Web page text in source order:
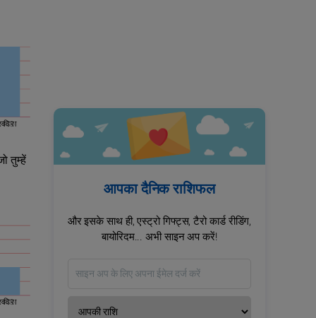
तुम्‍हें
आपका दैनिक राशिफल
और इसके साथ ही, एस्ट्रो गिफ्ट्स, टैरो कार्ड रीडिंग,
बायोरिदम... अभी साइन अप करें!